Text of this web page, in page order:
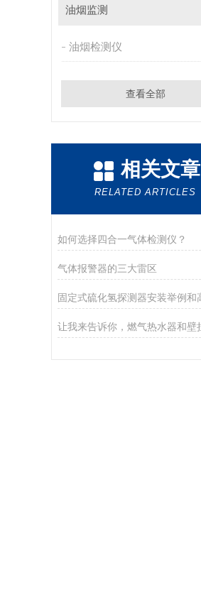
油烟监测
油烟检测仪
查看全部
相关文章
RELATED ARTICLES
如何选择四合一气体检测仪？
气体报警器的三大雷区